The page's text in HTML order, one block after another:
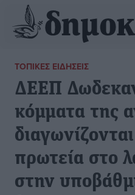
ΤΟΠΙΚΈΣ ΕΙΔΉΣΕΙΣ
ΔΕΕΠ
κόμματα της
πρωτεία στο
στην